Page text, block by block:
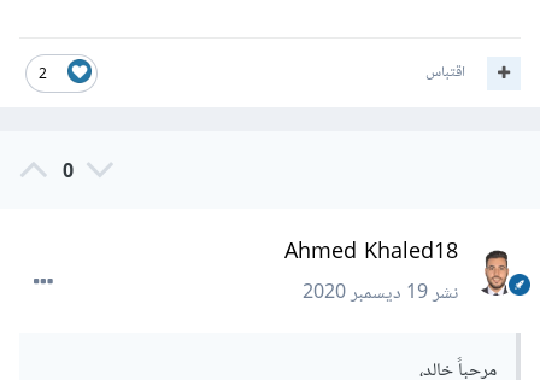
2 اقتباس
0
Ahmed Khaled18
نشر19 ديسمبر 2020
مرحباً خالد،